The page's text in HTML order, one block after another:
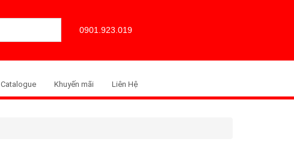
0901.923.019
Catalogue Khuyến mãi Liên Hệ